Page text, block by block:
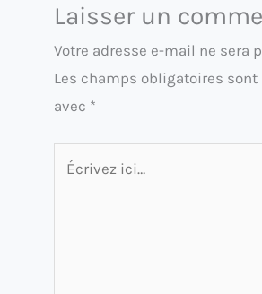
Laisser un
Votre adresse e-mail ne sera
Les champs obligatoires
avec *
Écrivez